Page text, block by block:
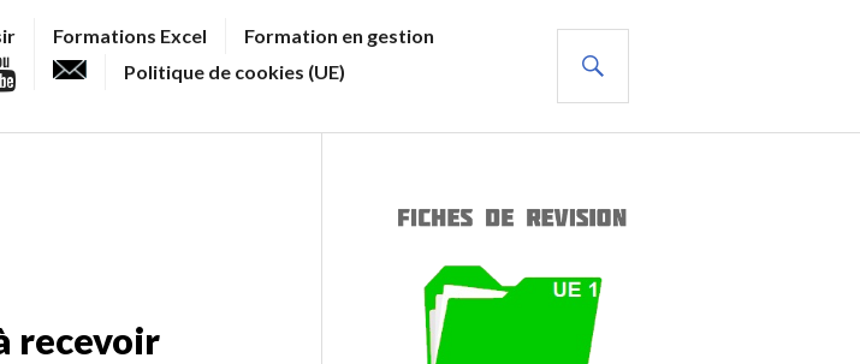
Formations Excel
Formation en gestion
Politique de cookies (UE)
recevoir